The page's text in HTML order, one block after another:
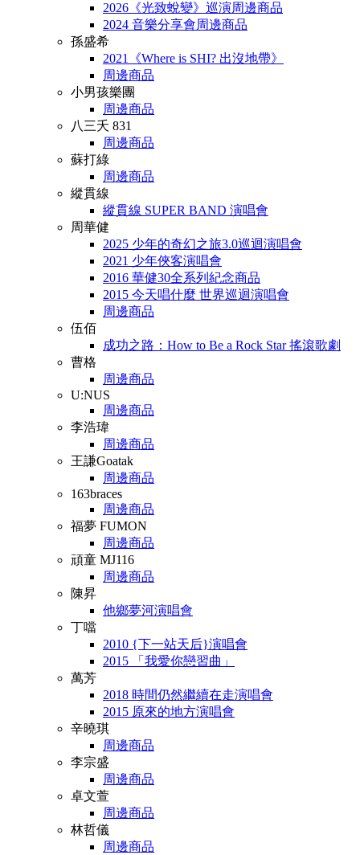
2026《光致蛻變》巡演周邊商品
2024 音樂分享會周邊商品
孫盛希
2021《Where is SHI? 出沒地帶》
周邊商品
小男孩樂團
周邊商品
八三夭 831
周邊商品
蘇打綠
周邊商品
縱貫線
縱貫線 SUPER BAND 演唱會
周華健
2025 少年的奇幻之旅3.0巡迴演唱會
2021 少年俠客演唱會
2016 華健30全系列紀念商品
2015 今天唱什麼 世界巡迴演唱會
周邊商品
伍佰
成功之路：How to Be a Rock Star 搖滾歌劇
曹格
周邊商品
U:NUS
周邊商品
李浩瑋
周邊商品
王謙Goatak
周邊商品
163braces
周邊商品
福夢 FUMON
周邊商品
頑童 MJ116
周邊商品
陳昇
他鄉夢河演唱會
丁噹
2010 {下一站天后}演唱會
2015 「我愛你戀習曲」
萬芳
2018 時間仍然繼續在走演唱會
2015 原來的地方演唱會
辛曉琪
周邊商品
李宗盛
周邊商品
卓文萱
周邊商品
林哲儀
周邊商品